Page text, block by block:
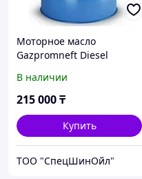
Моторное масло
Gazpromneft Diesel
В наличии
215 000₸
Купить
ТОО "СпецШинОйл"